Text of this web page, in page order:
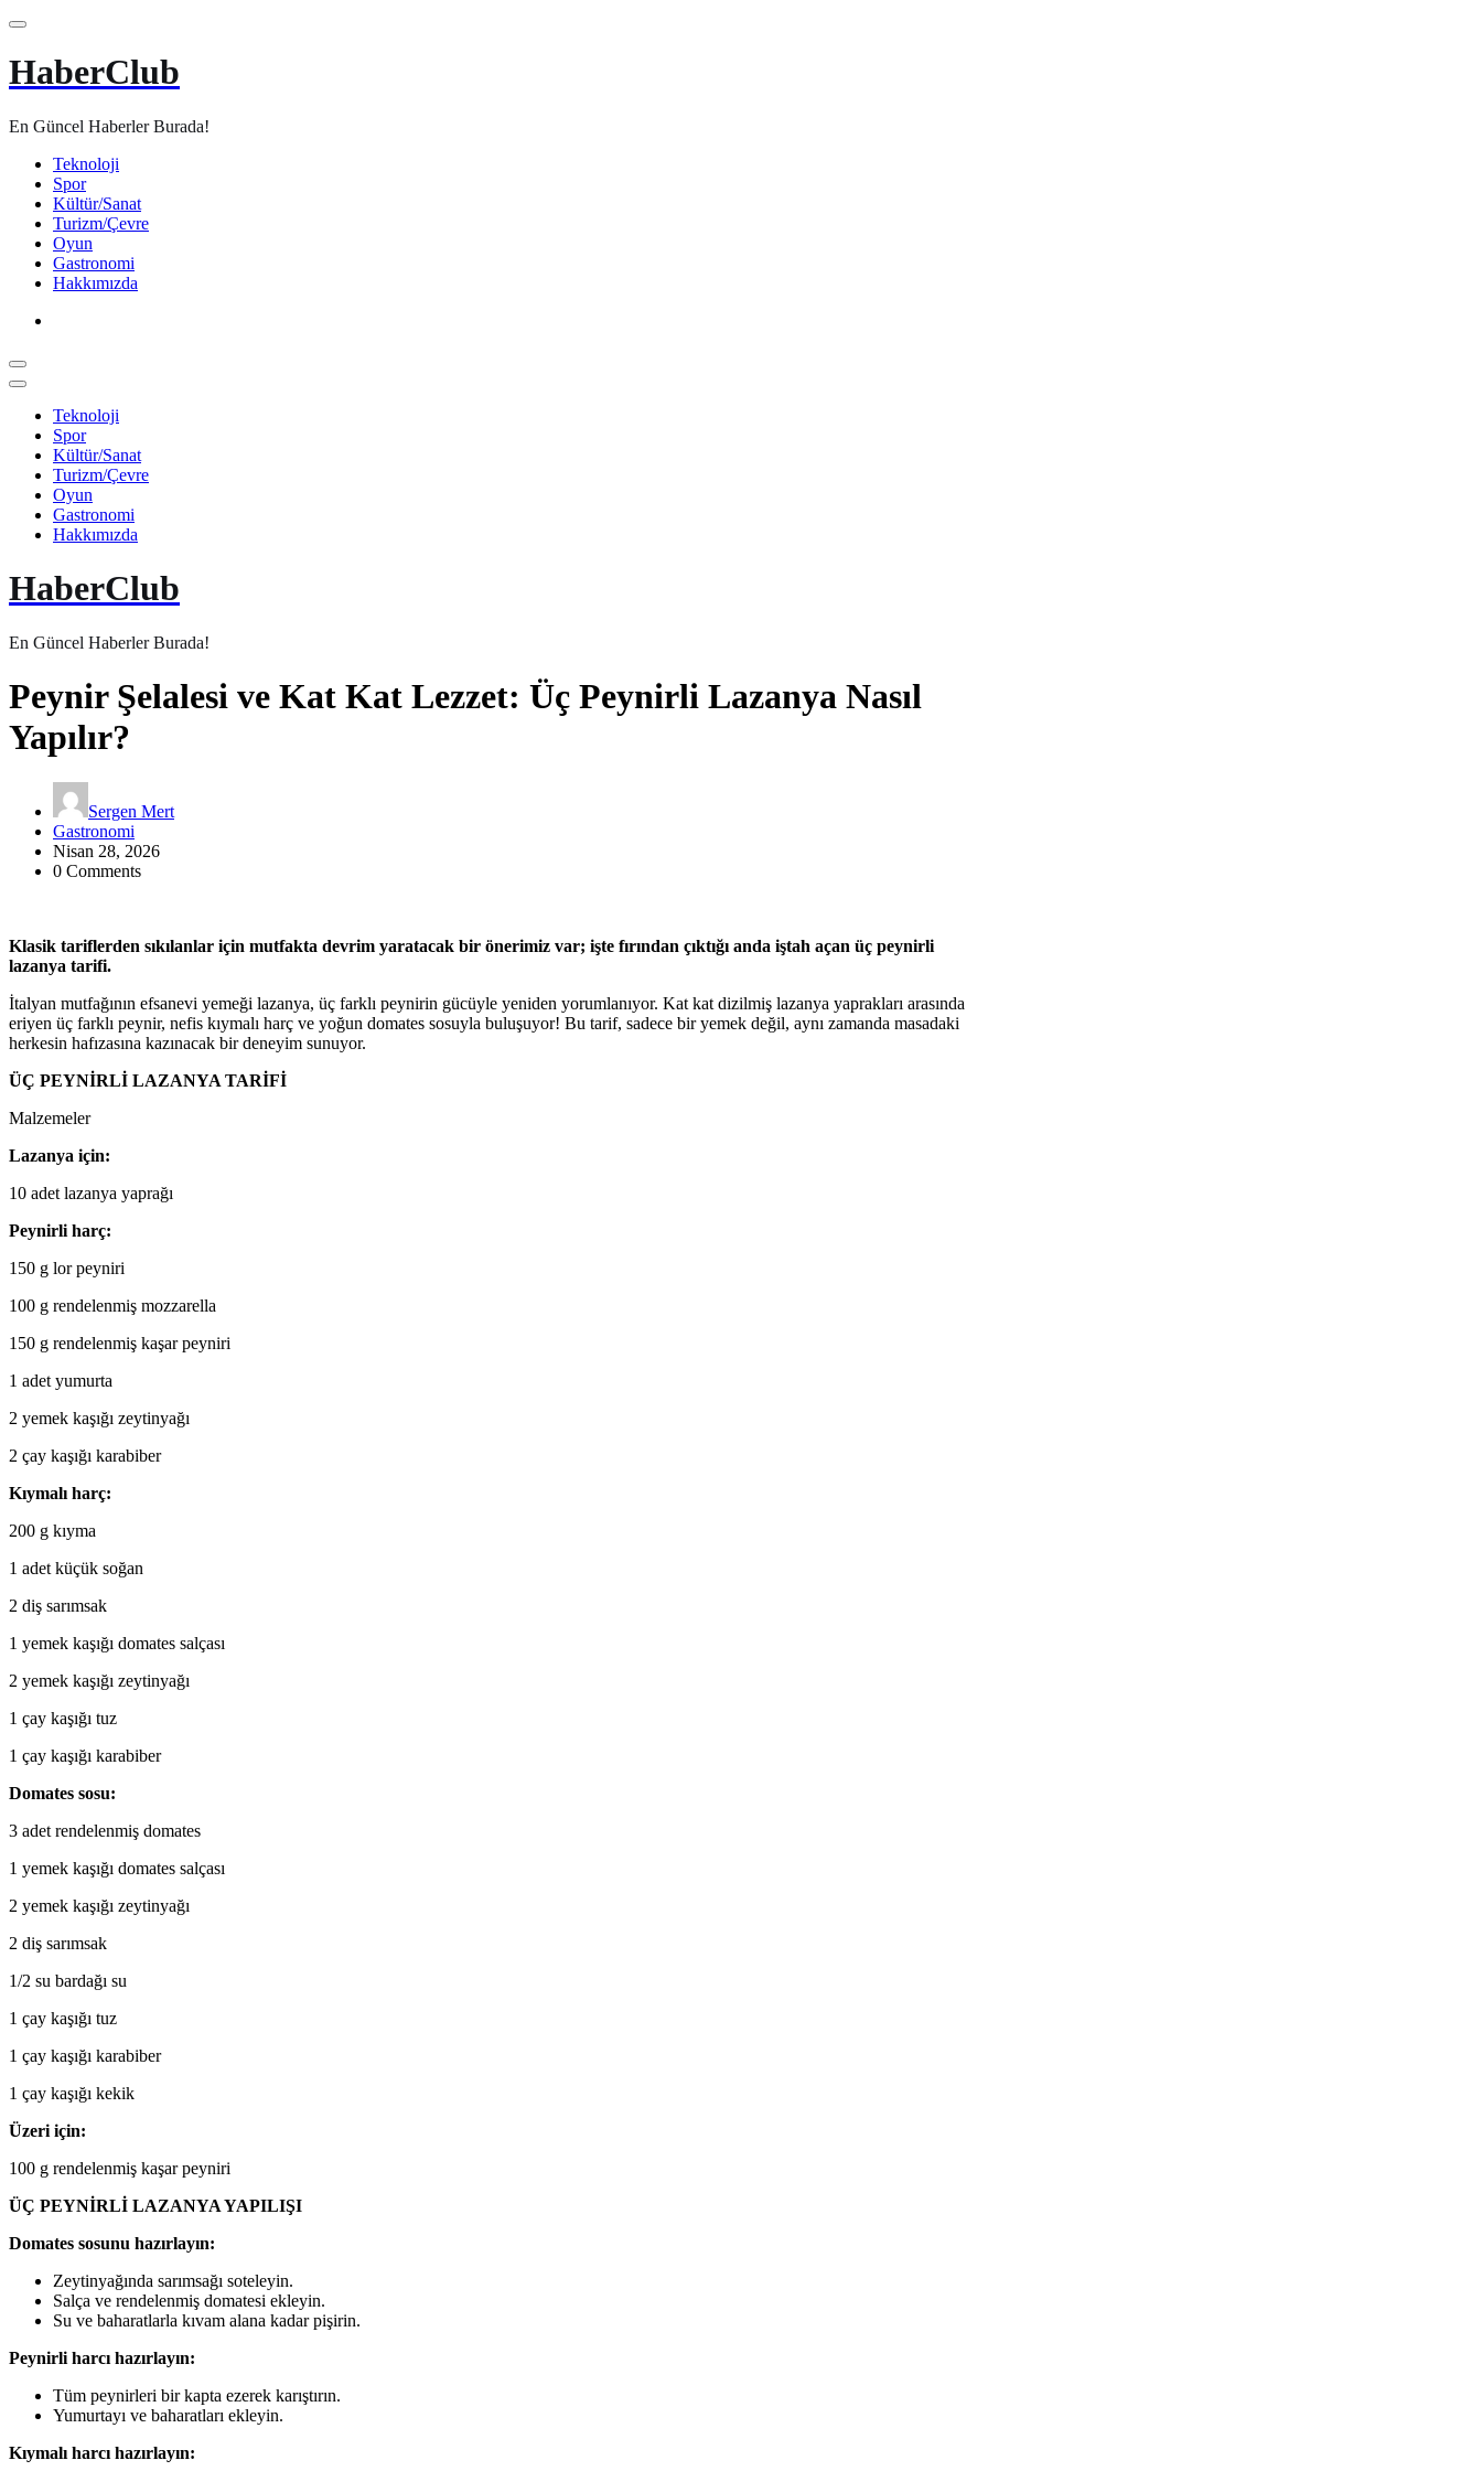
İçeriğe
HaberClub
En Güncel Haberler Burada!
Teknoloji
Spor
Kültür/Sanat
Turizm/Çevre
Oyun
Gastronomi
Hakkımızda
Teknoloji
Spor
Kültür/Sanat
Turizm/Çevre
Oyun
Gastronomi
Hakkımızda
HaberClub
En Güncel Haberler Burada!
Peynir Şelalesi ve Kat Kat Lezzet: Üç Peynirli Lazanya Nasıl
Yapılır?
Sergen Mert
Gastronomi
Nisan 28, 2026
0 Comments
Klasik tariflerden sıkılanlar için mutfakta devrim yaratacak bir önerimiz var; işte fırından çıktığı anda iştah açan üç peynirli
lazanya tarifi.
İtalyan mutfağının efsanevi yemeği lazanya, üç farklı peynirin gücüyle yeniden yorumlanıyor. Kat kat dizilmiş lazanya yaprakları arasında
eriyen üç farklı peynir, nefis kıymalı harç ve yoğun domates sosuyla buluşuyor! Bu tarif, sadece bir yemek değil, aynı zamanda masadaki
herkesin hafızasına kazınacak bir deneyim sunuyor.
ÜÇ PEYNİRLİ LAZANYA TARİFİ
Malzemeler
Lazanya için:
10 adet lazanya yaprağı
Peynirli harç:
150 g lor peyniri
100 g rendelenmiş mozzarella
150 g rendelenmiş kaşar peyniri
1 adet yumurta
2 yemek kaşığı zeytinyağı
2 çay kaşığı karabiber
Kıymalı harç:
200 g kıyma
1 adet küçük soğan
2 diş sarımsak
1 yemek kaşığı domates salçası
2 yemek kaşığı zeytinyağı
1 çay kaşığı tuz
1 çay kaşığı karabiber
Domates sosu:
3 adet rendelenmiş domates
1 yemek kaşığı domates salçası
2 yemek kaşığı zeytinyağı
2 diş sarımsak
1/2 su bardağı su
1 çay kaşığı tuz
1 çay kaşığı karabiber
1 çay kaşığı kekik
Üzeri için:
100 g rendelenmiş kaşar peyniri
ÜÇ PEYNİRLİ LAZANYA YAPILIŞI
Domates sosunu hazırlayın:
Zeytinyağında sarımsağı soteleyin.
Salça ve rendelenmiş domatesi ekleyin.
Su ve baharatlarla kıvam alana kadar pişirin.
Peynirli harcı hazırlayın:
Tüm peynirleri bir kapta ezerek karıştırın.
Yumurtayı ve baharatları ekleyin.
Kıymalı harcı hazırlayın: